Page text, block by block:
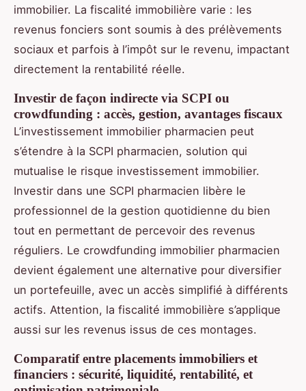
immobilier. La fiscalité immobilière varie : les
revenus fonciers sont soumis à des prélèvements
sociaux et parfois à l’impôt sur le revenu, impactant
directement la rentabilité réelle.
Investir de façon indirecte via SCPI ou
crowdfunding : accès, gestion, avantages fiscaux
L’investissement immobilier pharmacien peut
s’étendre à la SCPI pharmacien, solution qui
mutualise le risque investissement immobilier.
Investir dans une SCPI pharmacien libère le
professionnel de la gestion quotidienne du bien
tout en permettant de percevoir des revenus
réguliers. Le crowdfunding immobilier pharmacien
devient également une alternative pour diversifier
un portefeuille, avec un accès simplifié à différents
actifs. Attention, la fiscalité immobilière s’applique
aussi sur les revenus issus de ces montages.
Comparatif entre placements immobiliers et
financiers : sécurité, liquidité, rentabilité, et